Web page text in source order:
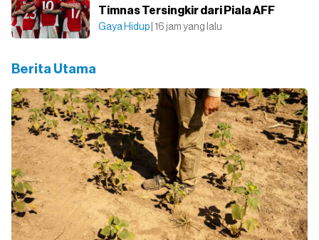
Timnas Tersingkir dari Piala AFF
Gaya Hidup | 16 jam yang lalu
Berita Utama